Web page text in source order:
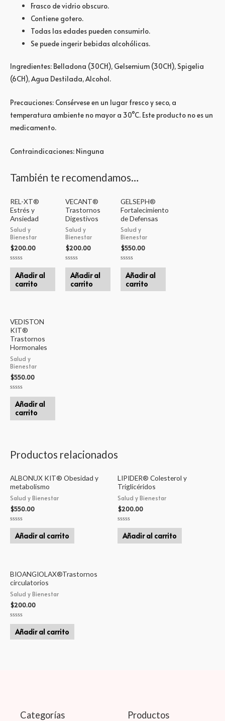
Frasco de vidrio obscuro.
Contiene gotero.
Todas las edades pueden consumirlo.
Se puede ingerir bebidas alcohólicas.
Ingredientes: Belladona (30CH), Gelsemium (30CH), Spigelia
(6CH), Agua Destilada, Alcohol.
Precauciones: Consérvese en un lugar fresco y seco, a
temperatura ambiente no mayor a 30°C. Este producto no es un
medicamento.
Contraindicaciones: Ninguna
También te recomendamos…
REL-XT®
Estrés y
Ansiedad
Salud y
Bienestar
$200.00
Valorado
Añadir al
carrito
VECANT®
Trastornos
Digestivos
Salud y
Bienestar
$200.00
Valorado
Añadir al
carrito
GELSEPH®
Fortalecimiento
de Defensas
Salud y
Bienestar
$550.00
Valorado
Añadir al
carrito
VEDISTON
KIT®
Trastornos
Hormonales
Salud y
Bienestar
$550.00
Valorado
Añadir al
carrito
Productos relacionados
ALBONUX KIT® Obesidad y
metabolismo
Salud y Bienestar
$550.00
Valorado
de
Añadir al carrito
LIPIDER® Colesterol y
Triglicéridos
Salud y Bienestar
$200.00
Valorado
de
Añadir al carrito
BIOANGIOLAX®Trastornos
circulatorios
Salud y Bienestar
$200.00
Valorado
de
Añadir al carrito
Categorías Productos